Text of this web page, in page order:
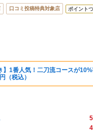
口コミ投稿特典対象店 ポイント
】1番人気！二刀流コースが
（税込）